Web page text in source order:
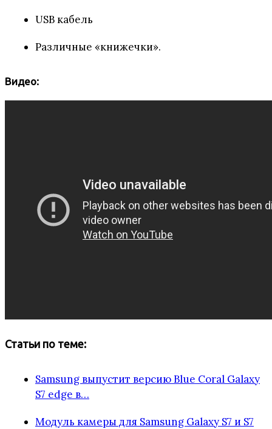
USB кабель
Различные «книжечки».
Видео:
Статьи по теме:
Samsung выпустит версию Blue Coral Galaxy
S7 edge в…
Модуль камеры для Samsung Galaxy S7 и S7